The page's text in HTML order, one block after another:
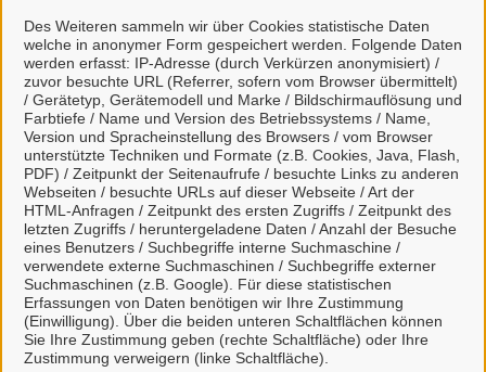
Des Weiteren sammeln wir über Cookies statistische Daten
welche in anonymer Form gespeichert werden. Folgende Daten
werden erfasst: IP-Adresse (durch Verkürzen anonymisiert) /
zuvor besuchte URL (Referrer, sofern vom Browser übermittelt)
/ Gerätetyp, Gerätemodell und Marke / Bildschirmauflösung und
Farbtiefe / Name und Version des Betriebssystems / Name,
Version und Spracheinstellung des Browsers / vom Browser
unterstützte Techniken und Formate (z.B. Cookies, Java, Flash,
PDF) / Zeitpunkt der Seitenaufrufe / besuchte Links zu anderen
Webseiten / besuchte URLs auf dieser Webseite / Art der
HTML-Anfragen / Zeitpunkt des ersten Zugriffs / Zeitpunkt des
letzten Zugriffs / heruntergeladene Daten / Anzahl der Besuche
eines Benutzers / Suchbegriffe interne Suchmaschine /
verwendete externe Suchmaschinen / Suchbegriffe externer
Suchmaschinen (z.B. Google). Für diese statistischen
Erfassungen von Daten benötigen wir Ihre Zustimmung
(Einwilligung). Über die beiden unteren Schaltflächen können
Sie Ihre Zustimmung geben (rechte Schaltfläche) oder Ihre
Zustimmung verweigern (linke Schaltfläche).
Freizeit- und Ferienprogramm
J
Jugendleiterinnen und -leiterausbildung
K
Kunst- und Kreativschule Angebote
S
Schwimmkurse Buchung